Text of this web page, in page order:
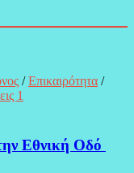
/Επικαιρότητα /
1
Εθνική Οδό